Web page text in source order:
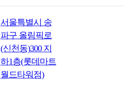
서울특별시 송
파구 올림픽로
(신천동)300 지
하1층(롯데마트
월드타워점)